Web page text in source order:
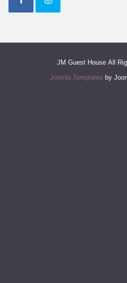
JM Guest House All
Joomla Templates by